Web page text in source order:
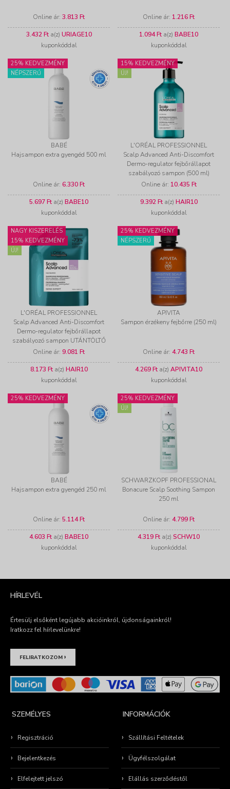
Online ár: 3.813 Ft
3.432 Fta(z) URIAGE10
kuponkóddal
Online ár: 1.216 Ft
1.094 Ft a(z) BABE10
kuponkóddal
25% KEDVEZMÉNY
NÉPSZERŰ
BABÉ
Hajsampon extra gyengéd 500 ml
Online ár: 6.330 Ft
5.697 Ft a(z) BABE10
kuponkóddal
15% KEDVEZMÉNY
ÚJ!
L'ORÉAL PROFESSIONNEL
Scalp Advanced Anti-Discomfort
Dermo-regulator fejbőrállapot
szabályozó sampon (500 ml)
Online ár: 10.435 Ft
9.392 Fta(z) HAIR10
kuponkóddal
NAGY KISZERELÉS
15% KEDVEZMÉNY
ÚJ!
L'ORÉAL PROFESSIONNEL
Scalp Advanced Anti-Discomfort
Dermo-regulator fejbőrállapot
szabályozó sampon UTÁNTÖLTŐ
(500 ml)
Online ár: 9.081 Ft
8.173 Fta(z) HAIR10
kuponkóddal
25% KEDVEZMÉNY
NÉPSZERŰ
APIVITA
Sampon érzékeny fejbőrre (250 ml)
Online ár: 4.743 Ft
4.269 Ft a(z) APIVITA10
kuponkóddal
25% KEDVEZMÉNY
BABÉ
Hajsampon extra gyengéd 250 ml
Online ár: 5.114 Ft
4.603 Ft a(z) BABE10
kuponkóddal
25% KEDVEZMÉNY
ÚJ!
SCHWARZKOPF PROFESSIONAL
Bonacure Scalp Soothing Sampon
250 ml
Online ár: 4.799 Ft
4.319 Ft a(z) SCHW10
kuponkóddal
HÍRLEVÉL
Értesülj elsőként legújabb akcióinkról, újdonságainkról!
Iratkozz fel hírlevelünkre!
FELIRATKOZOM ›
SZEMÉLYES
Regisztráció
Bejelentkezés
Elfelejtett jelszó
INFORMÁCIÓK
Szállítási Feltételek
Ügyfélszolgálat
Elállás szerződéstől